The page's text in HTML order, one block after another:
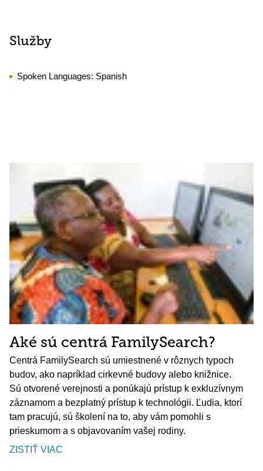
Služby
Spoken Languages: Spanish
Aké sú centrá FamilySearch?
Centrá FamilySearch sú umiestnené v rôznych typoch
budov, ako napríklad cirkevné budovy alebo knižnice.
Sú otvorené verejnosti a ponúkajú prístup k exkluzívnym
záznamom a bezplatný prístup k technológii. Ľudia, ktorí
tam pracujú, sú školení na to, aby vám pomohli s
prieskumom a s objavovaním vašej rodiny.
ZISTIŤ VIAC